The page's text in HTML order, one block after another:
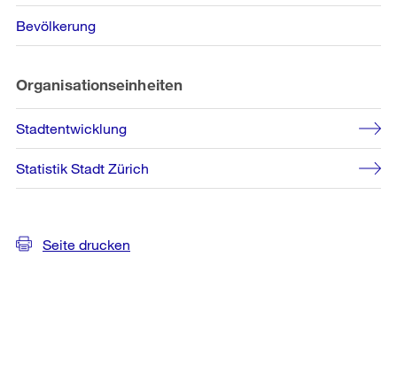
Bevölkerung
Organisationseinheiten
Stadtentwicklung
Statistik Stadt Zürich
Seite drucken